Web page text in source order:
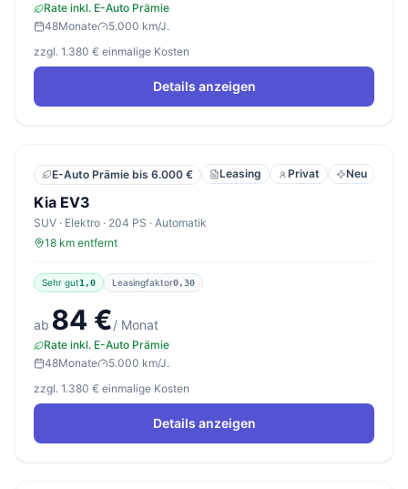
Rate inkl. E-Auto Prämie
48Monate
5.000 km/J.
zzgl. 1.380 € einmalige Kosten
Details anzeigen
E-Auto Prämie bis 6.000 € Leasing Privat Neu
Kia EV3
SUV · Elektro · 204 PS · Automatik
18 km entfernt
Sehr gut1,0 Leasingfaktor0,30
ab 84 €/ Monat
Rate inkl. E-Auto Prämie
48Monate
5.000 km/J.
zzgl. 1.380 € einmalige Kosten
Details anzeigen